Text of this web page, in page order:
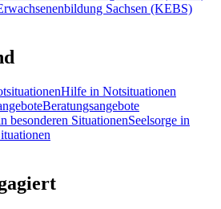
Sachsen (KEBS)
Hilfe in Notsituationen
Beratungsangebote
Seelsorge in